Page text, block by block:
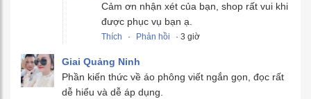
Cảm ơn nhận xét của bạn, shop rất vui khi
được phục vụ bạn ạ.
Thích · Phản hồi · 3 giờ
Giai Quảng Ninh
Phần kiến thức về áo phông viết ngắn gọn, đọc rất
dễ hiểu và dễ áp dụng.